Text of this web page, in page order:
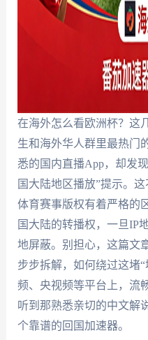
在海外怎么看欧洲杯？这
生和海外华人群里最热门
悉的国内直播App，却发
国大陆地区播放”提示。
体育赛事版权有着严格的
国大陆的转播权，一旦IP
地屏蔽。别担心，这篇文
步步拆解，如何绕过这堵
频、央视频等平台上，流
听到那熟悉亲切的中文解
个靠谱的回国加速器。